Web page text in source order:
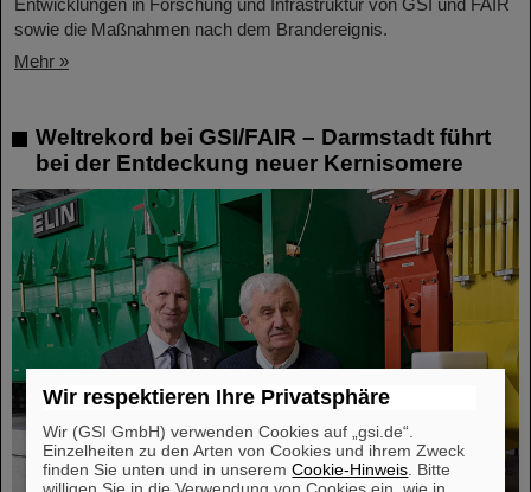
Entwicklungen in Forschung und Infrastruktur von GSI und FAIR
sowie die Maßnahmen nach dem Brandereignis.
Mehr »
Weltrekord bei GSI/FAIR – Darmstadt führt
bei der Entdeckung neuer Kernisomere
Wir respektieren Ihre Privatsphäre
Wir (GSI GmbH) verwenden Cookies auf „gsi.de“.
Einzelheiten zu den Arten von Cookies und ihrem Zweck
finden Sie unten und in unseremCookie-Hinweis . Bitte
willigen Sie in die Verwendung von Cookies ein, wie in